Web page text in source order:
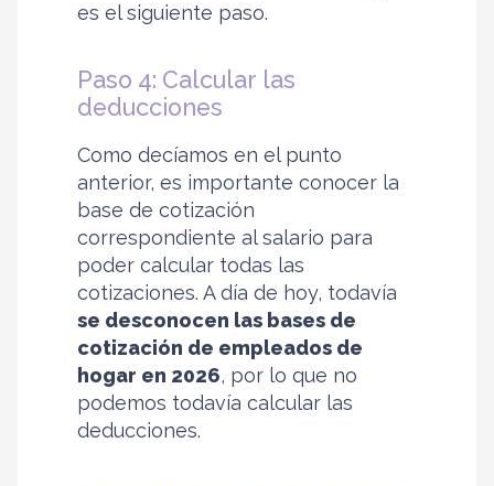
es el siguiente paso.
Paso 4: Calcular las
deducciones
Como decíamos en el punto
anterior, es importante conocer la
base de cotización
correspondiente al salario para
poder calcular todas las
cotizaciones. A día de hoy, todavía
se desconocen las bases de
cotización de empleados de
hogar en 2026, por lo que no
podemos todavía calcular las
deducciones.